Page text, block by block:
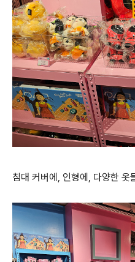
침대 커버에, 인형에, 다양한 옷